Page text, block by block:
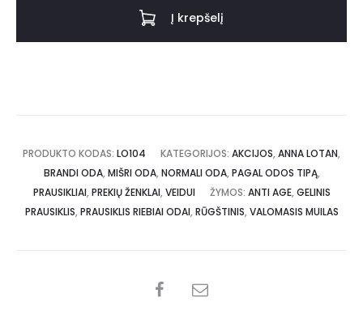
Į krepšelį
PRODUKTO KODAS: LO104 KATEGORIJOS: AKCIJOS, ANNA LOTAN,
BRANDI ODA, MIŠRI ODA, NORMALI ODA, PAGAL ODOS TIPĄ,
PRAUSIKLIAI, PREKIŲ ŽENKLAI, VEIDUI ŽYMOS: ANTI AGE, GELINIS
PRAUSIKLIS, PRAUSIKLIS RIEBIAI ODAI, RŪGŠTINIS, VALOMASIS MUILAS